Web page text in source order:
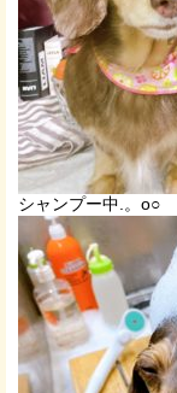
シャンプー中.。o○